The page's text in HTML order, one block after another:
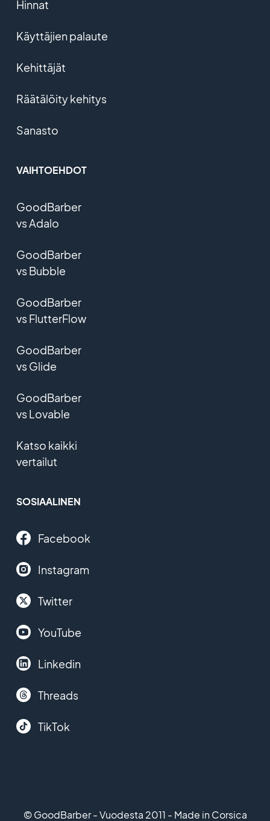
Hinnat
Käyttäjien palaute
Kehittäjät
Räätälöity kehitys
Sanasto
VAIHTOEHDOT
GoodBarber
vs Adalo
GoodBarber
vs Bubble
GoodBarber
vs FlutterFlow
GoodBarber
vs Glide
GoodBarber
vs Lovable
Katso kaikki
vertailut
SOSIAALINEN
Facebook
Instagram
Twitter
YouTube
Linkedin
Threads
TikTok
© GoodBarber - Vuodesta 2011 - Made in Corsica